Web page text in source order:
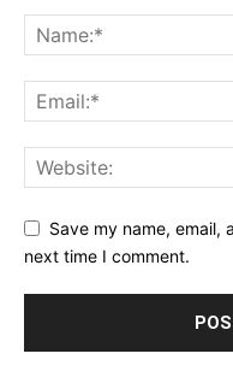
Save my name, email,
next time I comment.